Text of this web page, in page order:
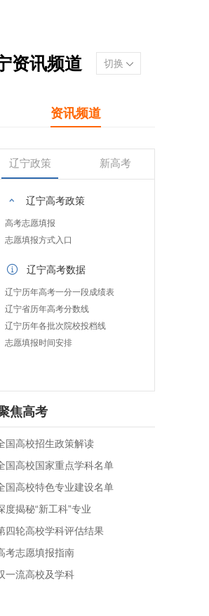
切换
资讯频道
资讯频道
辽宁政策 新高考
辽宁高考政策
高考志愿填报
志愿填报方式入口
辽宁高考数据
辽宁历年高考一分一段成绩表
辽宁省历年高考分数线
辽宁历年各批次院校投档线
志愿填报时间安排
焦高考
国高校招生政策解读
国高校国家重点学科名单
国高校特色专业建设名单
度揭秘“新工科”专业
四轮高校学科评估结果
考志愿填报指南
一流高校及学科